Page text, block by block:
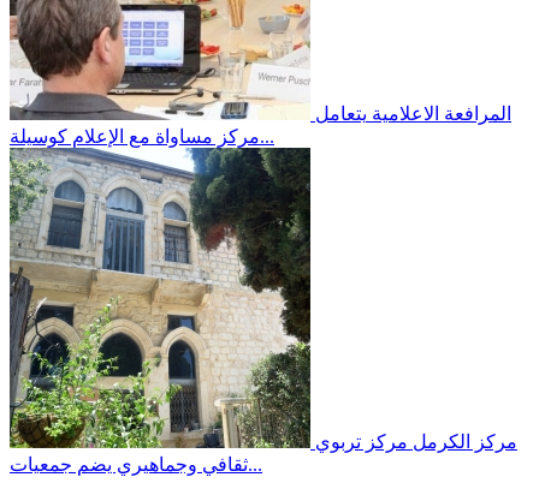
المرافعة الاعلامية يتعامل
مركز مساواة مع الإعلام كوسيلة...
مركز الكرمل مركز تربوي
ثقافي وجماهيري يضم جمعيات...